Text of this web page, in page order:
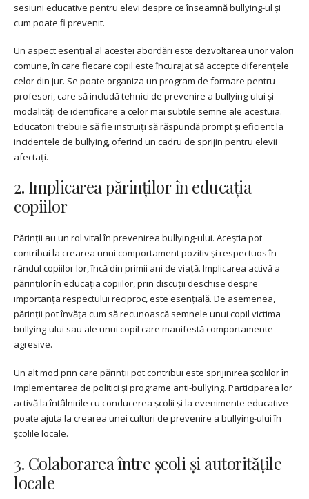
sesiuni educative pentru elevi despre ce înseamnă bullying-ul și
cum poate fi prevenit.
Un aspect esențial al acestei abordări este dezvoltarea unor valori
comune, în care fiecare copil este încurajat să accepte diferențele
celor din jur. Se poate organiza un program de formare pentru
profesori, care să includă tehnici de prevenire a bullying-ului și
modalități de identificare a celor mai subtile semne ale acestuia.
Educatorii trebuie să fie instruiți să răspundă prompt și eficient la
incidentele de bullying, oferind un cadru de sprijin pentru elevii
afectați.
2. Implicarea părinților în educația
copiilor
Părinții au un rol vital în prevenirea bullying-ului. Aceștia pot
contribui la crearea unui comportament pozitiv și respectuos în
rândul copiilor lor, încă din primii ani de viață. Implicarea activă a
părinților în educația copiilor, prin discuții deschise despre
importanța respectului reciproc, este esențială. De asemenea,
părinții pot învăța cum să recunoască semnele unui copil victima
bullying-ului sau ale unui copil care manifestă comportamente
agresive.
Un alt mod prin care părinții pot contribui este sprijinirea școlilor în
implementarea de politici și programe anti-bullying. Participarea lor
activă la întâlnirile cu conducerea școlii și la evenimente educative
poate ajuta la crearea unei culturi de prevenire a bullying-ului în
școlile locale.
3. Colaborarea între școli și autoritățile
locale